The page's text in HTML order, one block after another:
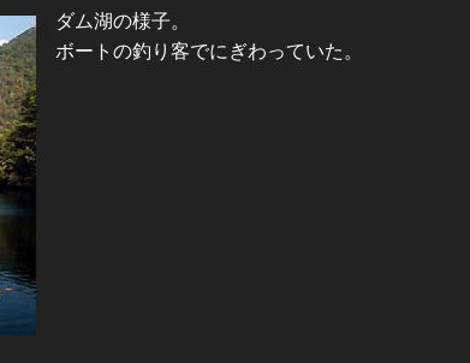
ダム湖の様子。
ボートの釣り客でにぎわっていた。